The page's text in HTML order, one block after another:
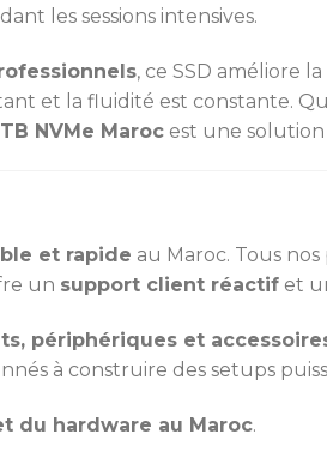
les sessions intensives.
, ce SSD améliore
et la fluidité est constante.
NVMe Maroc est une solution
et rapide au Maroc. Tous
un support client réactif et
périphériques et
à construire des setups
du hardware au Maroc.